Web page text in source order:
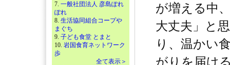
7. 一般社団法人 彦島ぽれ
ぽれ
8. 生活協同組合コープや
まぐち
9. 子ども食堂 とまと
10. 岩国食育ネットワーク
歩
全て表示＞
が増える中
大丈夫」と
り、温かい
がりを届け